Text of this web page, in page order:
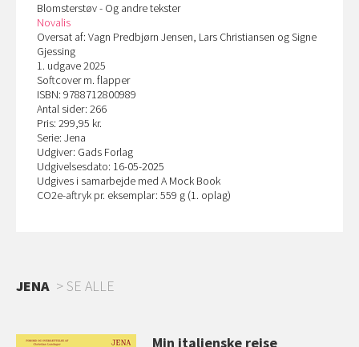
Blomsterstøv - Og andre tekster
Novalis
Oversat af: Vagn Predbjørn Jensen, Lars Christiansen og Signe
Gjessing
1. udgave 2025
Softcover m. flapper
ISBN: 9788712800989
Antal sider: 266
Pris: 299,95 kr.
Serie: Jena
Udgiver: Gads Forlag
Udgivelsesdato: 16-05-2025
Udgives i samarbejde med A Mock Book
CO2e-aftryk pr. eksemplar: 559 g (1. oplag)
JENA SE ALLE
Min italienske rejse